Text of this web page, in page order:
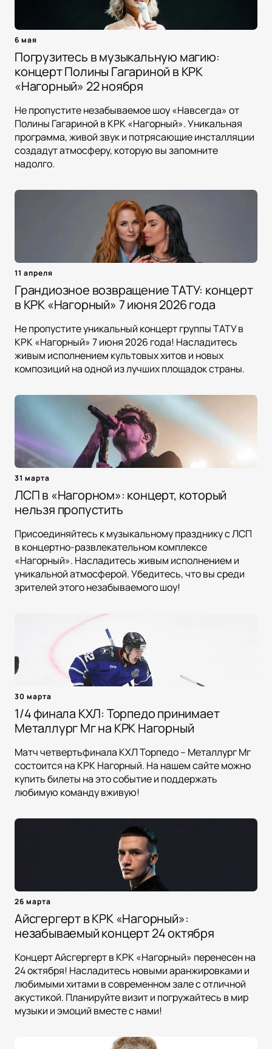
6 мая
Погрузитесь в музыкальную магию:
концерт Полины Гагариной в КРК
«Нагорный» 22 ноября
Не пропустите незабываемое шоу «Навсегда» от
Полины Гагариной в КРК «Нагорный». Уникальная
программа, живой звук и потрясающие инсталляции
создадут атмосферу, которую вы запомните
надолго.
11 апреля
Грандиозное возвращение ТАТУ: концерт
в КРК «Нагорный» 7 июня 2026 года
Не пропустите уникальный концерт группы ТАТУ в
КРК «Нагорный» 7 июня 2026 года! Насладитесь
живым исполнением культовых хитов и новых
композиций на одной из лучших площадок страны.
31 марта
ЛСП в «Нагорном»: концерт, который
нельзя пропустить
Присоединяйтесь к музыкальному празднику с ЛСП
в концертно-развлекательном комплексе
«Нагорный». Насладитесь живым исполнением и
уникальной атмосферой. Убедитесь, что вы среди
зрителей этого незабываемого шоу!
30 марта
1/4 финала КХЛ: Торпедо принимает
Металлург Мг на КРК Нагорный
Матч четвертьфинала КХЛ Торпедо – Металлург Мг
состоится на КРК Нагорный. На нашем сайте можно
купить билеты на это событие и поддержать
любимую команду вживую!
26 марта
Айсгергерт в КРК «Нагорный»:
незабываемый концерт 24 октября
Концерт Айсгергерт в КРК «Нагорный» перенесен на
24 октября! Насладитесь новыми аранжировками и
любимыми хитами в современном зале с отличной
акустикой. Планируйте визит и погружайтесь в мир
музыки и эмоций вместе с нами!